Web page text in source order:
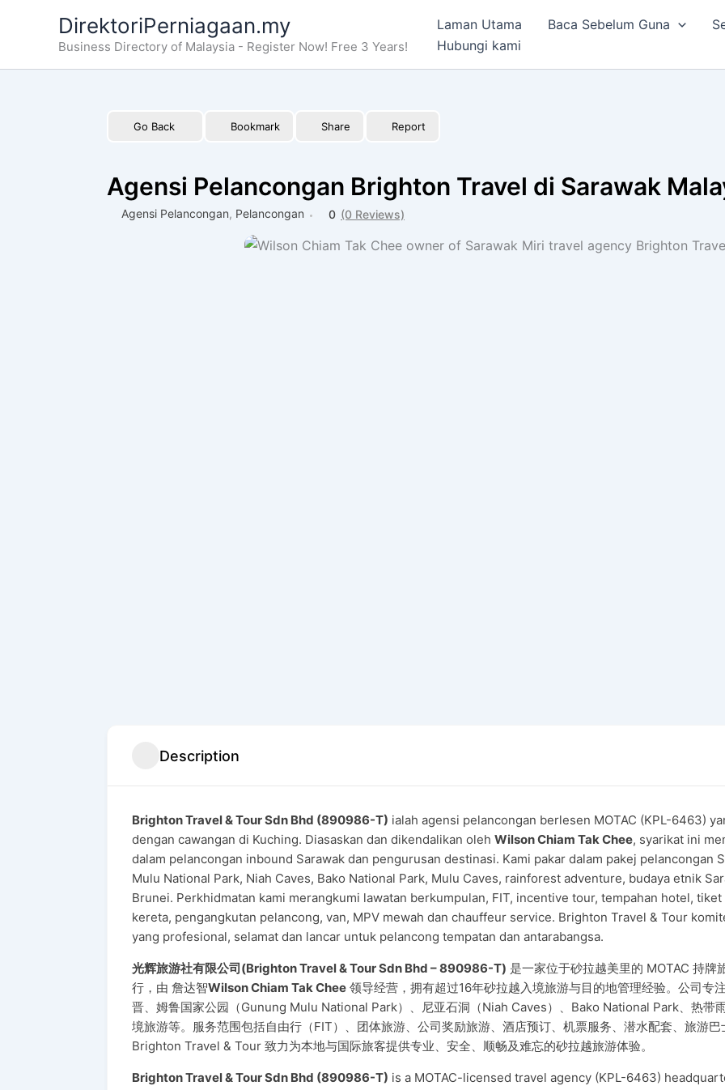
DirektoriPerniagaan.my
Business Directory of Malaysia - Register Now! Free 3 Years!
Laman Utama Baca Sebelum Guna
Hubungi kami
Go Back Bookmark Share Report
Agensi Pelancongan Brighton Travel di Sarawak
Agensi Pelancongan, Pelancongan 0 (0 Reviews)
Description
Brighton Travel & Tour Sdn Bhd (890986-T) ialah agensi pelancongan berlesen MOTAC (KPL-6463)
dengan cawangan di Kuching. Diasaskan dan dikendalikan oleh Wilson Chiam Tak Chee, syarikat ini
dalam pelancongan inbound Sarawak dan pengurusan destinasi. Kami pakar dalam pakej pelancongan
Mulu National Park, Niah Caves, Bako National Park, Mulu Caves, rainforest adventure, budaya etnik
Brunei. Perkhidmatan kami merangkumi lawatan berkumpulan, FIT, incentive tour, tempahan hotel,
kereta, pengangkutan pelancong, van, MPV mewah dan chauffeur service. Brighton Travel & Tour
yang profesional, selamat dan lancar untuk pelancong tempatan dan antarabangsa.
光辉旅游社有限公司(Brighton Travel & Tour Sdn Bhd –890986-T) 是一家位于砂拉越美里的 MOTAC 持
行，由 詹达智Wilson Chiam Tak Chee 领导经营，拥有超过16年砂拉越入境旅游与目的地管理经验。公司专
晋、姆鲁国家公园（Gunung Mulu National Park）、尼亚石洞（Niah Caves）、Bako National Park、热带
境旅游等。服务范围包括自由行（FIT）、团体旅游、公司奖励旅游、酒店预订、机票服务、潜水配套、旅游巴
Brighton Travel & Tour 致力为本地与国际旅客提供专业、安全、顺畅及难忘的砂拉越旅游体验。
Brighton Travel & Tour Sdn Bhd (890986-T) is a MOTAC-licensed travel agency (KPL-6463)